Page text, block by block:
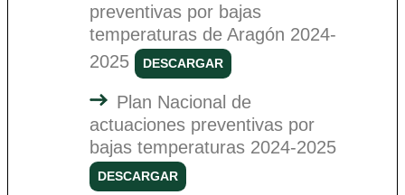
preventivas por bajas
temperaturas de Aragón 2024-
2025
DESCARGAR
Plan Nacional de
actuaciones preventivas por
bajas temperaturas 2024-2025
DESCARGAR